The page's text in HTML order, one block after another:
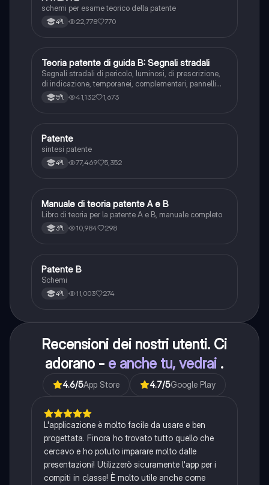
schemi per esame teorico della patente
4ªl 22,778 770
Ed. civ.
Teoria patente di guida B: Segnali stradali
Segnali stradali di pericolo, luminosi, di prescrizione,
di indicazione, temporanei, complementari, pannelli
integrativi, segnaletica orizzontale, segnalazioni
agenti del traffico, distanza di visibilità per l‘arresto,
5ªl 41,132 1,673
Altro
Patente
sintesi patente
4ªl 77,469 5,352
Italiano
Manuale di teoria patente A e B
Libro di teoria per la patente A e B, manuale completo
3ªl 10,984 298
Altro
Patente B
Schemi
4ªl 11,003 274
Recensioni dei nostri utenti. Ci
adorano - e anche tu, vedrai .
4.6/5App Store 4.7/5Google Play
L'applicazione è molto facile da usare e ben
progettata. Finora ho trovato tutto quello che
cercavo e ho potuto imparare molto dalle
presentazioni! Utilizzerò sicuramente l'app per i
compiti in classe! È molto utile anche come